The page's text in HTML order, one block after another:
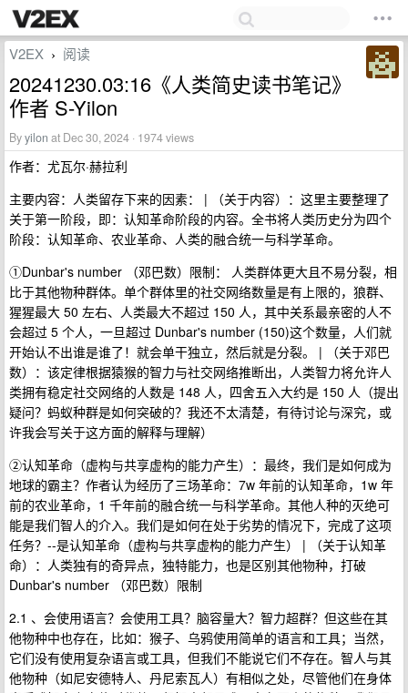
V2EX › 阅读
20241230.03:16《人类简史读书笔记》
作者 S-Yilon
Byyilon at Dec 30, 2024 · 1974 views
作者：尤瓦尔·赫拉利
主要内容：人类留存下来的因素： | （关于内容）：这里主要整理了
关于第一阶段，即：认知革命阶段的内容。全书将人类历史分为四个
阶段：认知革命、农业革命、人类的融合统一与科学革命。
①Dunbar's number （邓巴数）限制： 人类群体更大且不易分裂，相
比于其他物种群体。单个群体里的社交网络数量是有上限的，狼群、
猩猩最大 50 左右、人类最大不超过 150 人，其中关系最亲密的人不
会超过 5 个人，一旦超过 Dunbar's number (150)这个数量，人们就
开始认不出谁是谁了！就会单干独立，然后就是分裂。 | （关于邓巴
数）：该定律根据猿猴的智力与社交网络推断出，人类智力将允许人
类拥有稳定社交网络的人数是 148 人，四舍五入大约是 150 人（提出
疑问？蚂蚁种群是如何突破的？我还不太清楚，有待讨论与深究，或
许我会写关于这方面的解释与理解）
②认知革命（虚构与共享虚构的能力产生）：最终，我们是如何成为
地球的霸主？作者认为经历了三场革命：7w 年前的认知革命，1w 年
前的农业革命，1 千年前的融合统一与科学革命。其他人种的灭绝可
能是我们智人的介入。我们是如何在处于劣势的情况下，完成了这项
任务？--是认知革命（虚构与共享虚构的能力产生） | （关于认知革
命）：人类独有的奇异点，独特能力，也是区别其他物种，打破
Dunbar's number （邓巴数）限制
2.1 、会使用语言？会使用工具？脑容量大？智力超群？但这些在其
他物种中也存在，比如：猴子、乌鸦使用简单的语言和工具；当然，
它们没有使用复杂语言或工具，但我们不能说它们不存在。智人与其
他物种（如尼安德特人、丹尼索瓦人）有相似之处，尽管他们在身体